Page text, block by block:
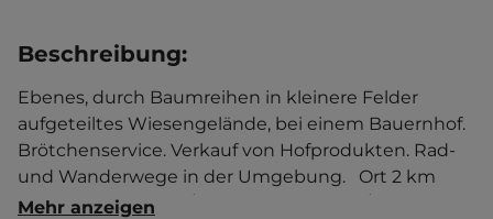
Beschreibung:
Ebenes, durch Baumreihen in kleinere Felder
aufgeteiltes Wiesengelände, bei einem Bauernhof.
Brötchenservice. Verkauf von Hofprodukten. Rad-
und Wanderwege in der Umgebung.   Ort 2 km
entfernt. Touristen-/Dauerstellplätze 20/0.
Mehr anzeigen